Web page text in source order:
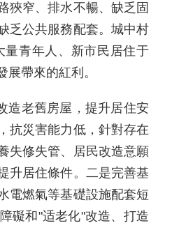
狹窄、排水不暢、缺乏固
乏公共服務配套。城中村
青年人、新市民居住于
帶來的紅利。
造老舊房屋，提升居住安
抗災害能力低，針對存在
失修失管、居民改造意願
升居住條件。二是完善基
電燃氣等基礎設施配套短
礙和"适老化"改造、打造